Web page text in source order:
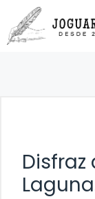
Saltar
al
contenido
Disfraz